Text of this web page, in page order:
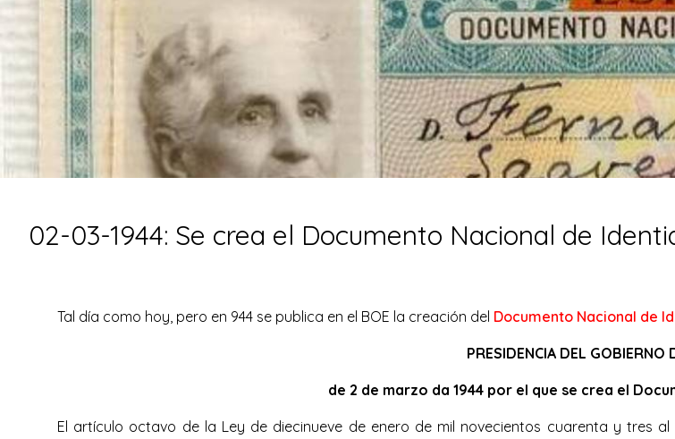
02-03-1944: Se crea el Documento Nacional de
Tal día como hoy, pero en 944 se publica en el BOE la creación del Documento Nacional de
PRESIDENCIA DEL GOBIERNO
de 2 de marzo da 1944 por el que se crea el
El artículo octavo de la Ley de diecinueve de enero de mil novecientos cuarenta y tres